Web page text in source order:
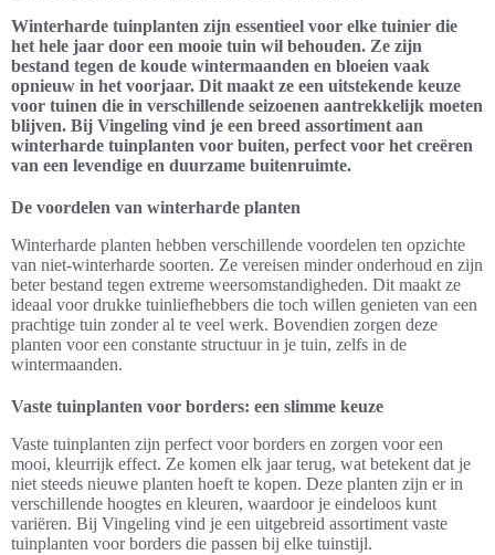
Winterharde tuinplanten zijn essentieel voor elke tuinier die
het hele jaar door een mooie tuin wil behouden. Ze zijn
bestand tegen de koude wintermaanden en bloeien vaak
opnieuw in het voorjaar. Dit maakt ze een uitstekende keuze
voor tuinen die in verschillende seizoenen aantrekkelijk moeten
blijven. Bij Vingeling vind je een breed assortiment aan
winterharde tuinplanten voor buiten, perfect voor het creëren
van een levendige en duurzame buitenruimte.
De voordelen van winterharde planten
Winterharde planten hebben verschillende voordelen ten opzichte
van niet-winterharde soorten. Ze vereisen minder onderhoud en zijn
beter bestand tegen extreme weersomstandigheden. Dit maakt ze
ideaal voor drukke tuinliefhebbers die toch willen genieten van een
prachtige tuin zonder al te veel werk. Bovendien zorgen deze
planten voor een constante structuur in je tuin, zelfs in de
wintermaanden.
Vaste tuinplanten voor borders: een slimme keuze
Vaste tuinplanten zijn perfect voor borders en zorgen voor een
mooi, kleurrijk effect. Ze komen elk jaar terug, wat betekent dat je
niet steeds nieuwe planten hoeft te kopen. Deze planten zijn er in
verschillende hoogtes en kleuren, waardoor je eindeloos kunt
variëren. Bij Vingeling vind je een uitgebreid assortiment vaste
tuinplanten voor borders die passen bij elke tuinstijl.